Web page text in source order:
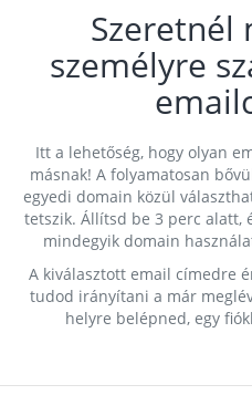
Szeretnél
személyre
Itt a lehetőség, hogy olyan
másnak! A folyamatosan
egyedi domain közül
tetszik. Állítsd be 3 perc alatt,
mindegyik domain
A kiválasztott email címedre
tudod irányítani a már
helyre belépned, egy